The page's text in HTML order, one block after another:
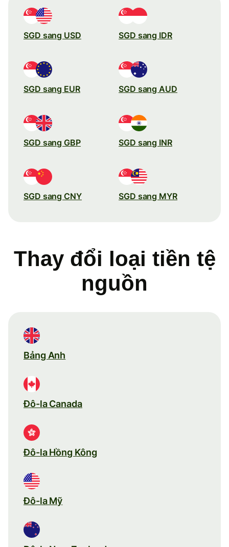
SGD sang USD SGD sang IDR
SGD sang EUR SGD sang AUD
SGD sang GBP SGD sang INR
SGD sang CNY SGD sang MYR
Thay đổi loại tiền tệ
nguồn
Bảng Anh
Đô-la Canada
Đô-la Hồng Kông
Đô-la Mỹ